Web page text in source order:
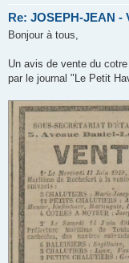
Re: JOSEPH-JEAN -
Bonjour à tous,
Un avis de vente du
par le journal "Le Petit